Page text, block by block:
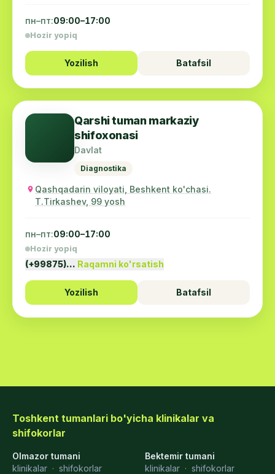
пн–пт:09:00–17:00
Hozir yopiq
Yozilish Batafsil
Qarshi tuman markaziy
shifoxonasi
Davlat
Diagnostika
Qashqadarin viloyati, Beshkent ko'chasi.
T.Tirkashev, 99 yosh
пн–пт:09:00–17:00
Hozir yopiq
(+99875)… Raqamni ko'rsatish
Yozilish Batafsil
Toshkent tumanlari bo'yicha klinikalar va
shifokorlar
Olmazor tumani
klinikalar · shifokorlar
Bektemir tumani
klinikalar · shifokorlar